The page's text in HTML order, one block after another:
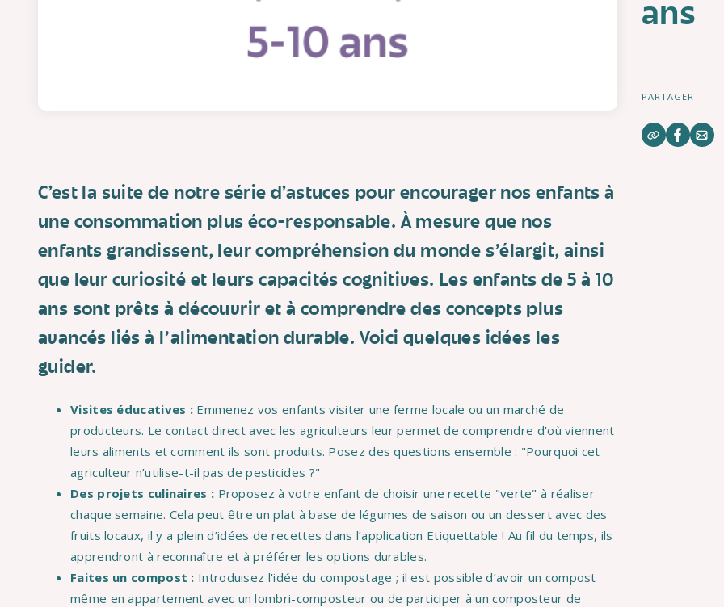
ans
PARTAGER
C’est la suite de notre série d’astuces pour encourager nos enfants à
une consommation plus éco-responsable. À mesure que nos
enfants grandissent, leur compréhension du monde s'élargit, ainsi
que leur curiosité et leurs capacités cognitives. Les enfants de 5 à 10
ans sont prêts à découvrir et à comprendre des concepts plus
avancés liés à l'alimentation durable. Voici quelques idées les
guider.
Visites éducatives : Emmenez vos enfants visiter une ferme locale ou un marché de
producteurs. Le contact direct avec les agriculteurs leur permet de comprendre d'où viennent
leurs aliments et comment ils sont produits. Posez des questions ensemble : "Pourquoi cet
agriculteur n’utilise-t-il pas de pesticides ?"
Des projets culinaires : Proposez à votre enfant de choisir une recette "verte" à réaliser
chaque semaine. Cela peut être un plat à base de légumes de saison ou un dessert avec des
fruits locaux, il y a plein d’idées de recettes dans l’application Etiquettable ! Au fil du temps, ils
apprendront à reconnaître et à préférer les options durables.
Faites un compost : Introduisez l'idée du compostage ; il est possible d’avoir un compost
même en appartement avec un lombri-composteur ou de participer à un composteur de